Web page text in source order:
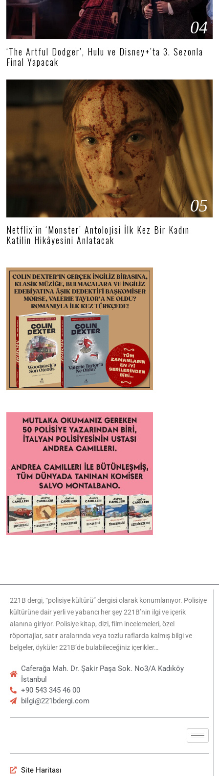
04
‘The Artful Dodger’, Hulu ve Disney+’ta 3. Sezonla
Final Yapacak
05
Netflix’in ‘Monster’ Antolojisi İlk Kez Bir Kadın
Katilin Hikâyesini Anlatacak
221B dergi, “polisiye kültürü” dergisi olarak konumlanıyor. Polisiye
kültürüne dair yerli ve yabancı her şey 221B’nin ilgi ve içerik
alanına giriyor. Polisiye kitap, dizi, film incelemeleri, özel
röportajlar, satır aralarında veya tozlu raflarda kalmış bilgi ve
belgeler, öyküler 221B’de bulabileceğiniz içerikler…
Caferağa Mah. Dr. Şakir Paşa Sok. No3/A Kadıköy
İstanbul
+90 543 345 46 00
bilgi@221bdergi.com
Site Haritası